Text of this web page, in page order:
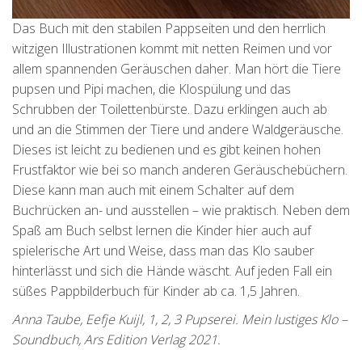
Das Buch mit den stabilen Pappseiten und den herrlich
witzigen Illustrationen kommt mit netten Reimen und vor
allem spannenden Geräuschen daher. Man hört die Tiere
pupsen und Pipi machen, die Klospülung und das
Schrubben der Toilettenbürste. Dazu erklingen auch ab
und an die Stimmen der Tiere und andere Waldgeräusche.
Dieses ist leicht zu bedienen und es gibt keinen hohen
Frustfaktor wie bei so manch anderen Geräuschebüchern.
Diese kann man auch mit einem Schalter auf dem
Buchrücken an- und ausstellen – wie praktisch. Neben dem
Spaß am Buch selbst lernen die Kinder hier auch auf
spielerische Art und Weise, dass man das Klo sauber
hinterlässt und sich die Hände wäscht. Auf jeden Fall ein
süßes Pappbilderbuch für Kinder ab ca. 1,5 Jahren.
Anna Taube, Eefje Kuijl, 1, 2, 3 Pupserei. Mein lustiges Klo –
Soundbuch, Ars Edition Verlag 2021.